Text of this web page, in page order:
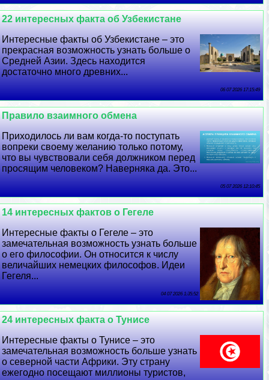
22 интересных факта об Узбекистане
Интересные факты об Узбекистане – это
прекрасная возможность узнать больше о
Средней Азии. Здесь находится
достаточно много древних...
06 07 2026 17:15:49
Правило взаимного обмена
Приходилось ли вам когда-то поступать
вопреки своему желанию только потому,
что вы чувствовали себя должником перед
просящим человеком? Наверняка да. Это...
05 07 2026 12:10:45
14 интересных фактов о Гегеле
Интересные факты о Гегеле – это
замечательная возможность узнать больше
о его философии. Он относится к числу
величайших немецких философов. Идеи
Гегеля...
04 07 2026 1:35:52
24 интересных факта о Тунисе
Интересные факты о Тунисе – это
замечательная возможность больше узнать
о северной части Африки. Эту страну
ежегодно посещают миллионы туристов,